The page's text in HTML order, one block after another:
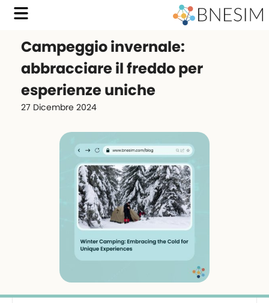
Campeggio invernale:
abbracciare il freddo per
esperienze uniche
27 Dicembre 2024